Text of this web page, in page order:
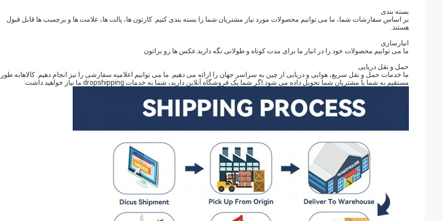
بسته بندی
بر اساس سفارشات شما، ما می توانیم محصولات مورد نیاز مشتریان شما را بسته بندی کنیم. کارتون ها، پالت ها، علامت ها و برچسب ها قابل قبول
هستند.
انبارسازی
ما می توانیم محصولات خود را در انبار ما برای مدت کوتاه و طولانی نگه دارید. عکس ها رو براتون
حمل و نقل دریایی
ما خدمات حمل و نقل سریع، هوایی و دریایی از چین به سراسر جهان را ارائه می دهیم. ما می توانیم اعلامیه سفارشی را نیز انجام دهیم. کالاهابه طور
مستقیم به شما یا مشتریان شما تحویل داده می شود. اگر شما یک فروشگاه آنلاین دارید، شما به خدمات dropshipping ما نیاز خواهید داشت: